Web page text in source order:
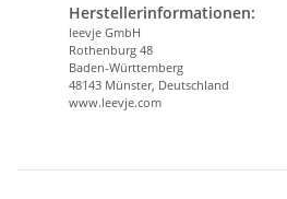
Herstellerinformationen:
leevje GmbH
Rothenburg 48
Baden-Württemberg
48143 Münster, Deutschland
www.leevje.com